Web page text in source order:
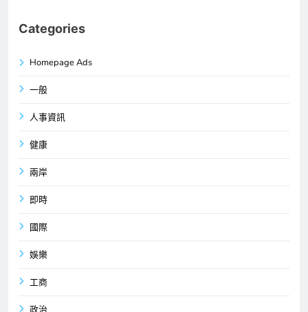
Categories
Homepage Ads
一般
人事資訊
健康
兩岸
即時
國際
娛樂
工商